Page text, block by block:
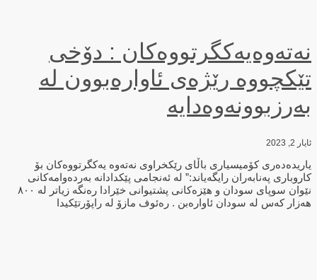
نەتەوەیەكگرتووەكان : دۆخی
تێكچووە رێژەی ئاوارەبوون لە
بەرزبوونەوەدایە
ئایار 2, 2023
یاریدەدەری کۆمیسیاری باڵای رێكخراوی نەتەوە یەکگرتووەکان بۆ
کاروباری پەنابەران رایگەیاند:” لە ئەنجامی پێکدادانه‌ به‌رده‌وامه‌كانی
نێوان سوپای سودان و هێزەکانی پشتیوانی خێرادا رەنگە زیاتر لە ٨٠٠
هەزار کەس لە سودان ئاواره‌بن . رەئوف مازۆ لە راپۆرتێكیدا